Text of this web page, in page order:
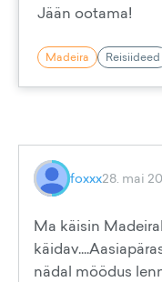
Jään ootama!
Madeira Reisiideed
foxxx28. mai
Ma käisin
nädal möödus